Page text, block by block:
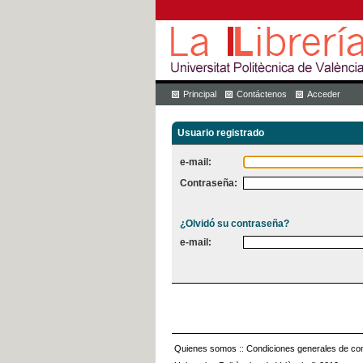
Principal Contáctenos Acceder
Usuario registrado
e-mail:
Contraseña:
¿Olvidó su contraseña?
e-mail:
Quienes somos :: Condiciones generales de